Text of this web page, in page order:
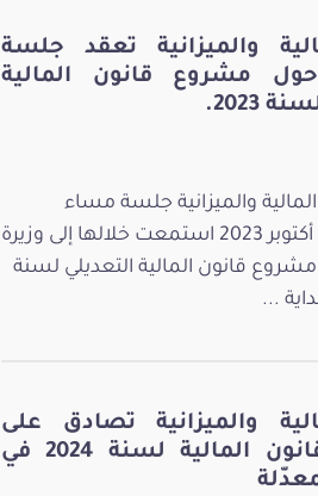
والميزانية تعقد جلسة
مشروع قانون المالية
2023.
والميزانية جلسة مساء
الخميس 19 أكتوبر 2023 استمعت خلالها إلى وزيرة
مشروع قانون المالية التعديلي لسنة
والميزانية تصادق على
مشروع قانون المالية لسنة 2024 في